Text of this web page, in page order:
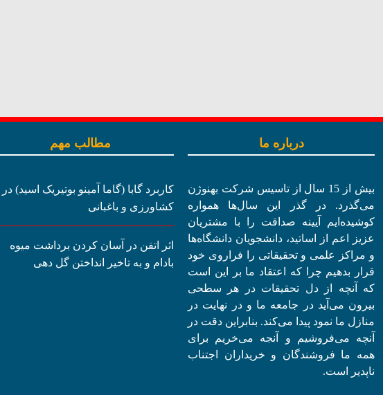
درباره ما
بیش از 15 سال از تاسیس شرکت بهنوژن
می‌گذرد. در گذر این سال‌ها همواره
کوشیده‌ایم آیینه صداقت را با مشتریان
عزیز اعم از اساتید، دانشجویان دانشگاه‌ها
و مراکز علمی و تحقیقاتی را فراروی خود
قرار بدهیم چرا که اعتقاد ما بر این است
که آنچه از دل تحقیقات در هر سطحی
بیرون می‌آید در جامعه ما و در نهایت در
منازل ما نمود پیدا می‌کند. بنابراین دقت در
آنچه می‌فروشیم و آنجه می‌خریم برای
همه ما فروشندگان و خریداران اجتناب
ناپدیر است.
مطالب مهم
کاربرد گابا (گاما آمینو بوتیریک اسید) در
کشاورزی و باغبانی
اثر اتفن در آسان کردن برداشت میوه
بادام و به تاخیر انداختن گل دهی